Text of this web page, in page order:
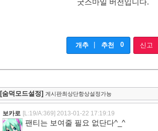
굿스마일 버전입니다.
개추 추천 0 신고
[숨덕모드설정] 게시판최상단항상설정가능
보카로 [L:19/A:369] 2013-01-22 17:19:19
팬티는 보여줄 필요 없단다^_^